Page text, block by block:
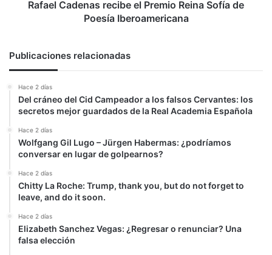
Iberoamericana
Rafael Cadenas recibe el Premio Reina Sofía de
Poesía Iberoamericana
Publicaciones relacionadas
Hace 2 días
Del cráneo del Cid Campeador a los falsos Cervantes: los
secretos mejor guardados de la Real Academia Española
Hace 2 días
Wolfgang Gil Lugo – Jürgen Habermas: ¿podríamos
conversar en lugar de golpearnos?
Hace 2 días
Chitty La Roche: Trump, thank you, but do not forget to
leave, and do it soon.
Hace 2 días
Elizabeth Sanchez Vegas: ¿Regresar o renunciar? Una
falsa elección